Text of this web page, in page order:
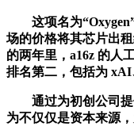
这项名为“Oxygen”
场的价格将其芯片出
的两年里，a16z 的人
排名第二，包括为 xAI
通过为初创公司提
为不仅仅是资本来源